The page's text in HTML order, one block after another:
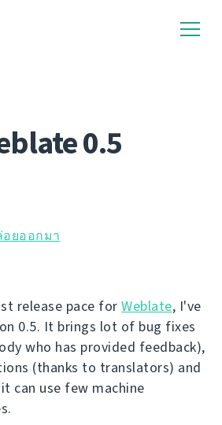
0.5
อยออกมา
release pace for Weblate, I've
0.5. It brings lot of bug fixes
who has provided feedback),
(thanks to translators) and
can use few machine